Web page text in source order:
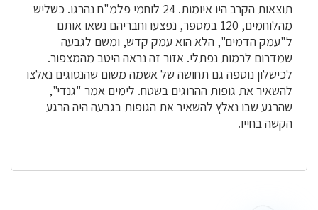
תוצאות הקרב היו איומות. 24 לוחמי פלמ"ח נהרגו. כשליש
מהלוחמים, 120 במספר, נפצעו וחבריהם נשאו אותם
ל"עמק הדמים", הלא הוא עמק קדש, ומשם לגבעה
שמדרום לרמות נפתלי. אזור זה נראה היטב מהמצפור.
לכישלון נוספה גם תחושה של אשמה משום שהנסוגים נאלצו
להשאיר את גופות ההרוגים בשטח. לימים אמר "גנדי",
שהרגע שבו נאלץ להשאיר את הגופות בגבעה היה הרגע
הקשה בחייו.